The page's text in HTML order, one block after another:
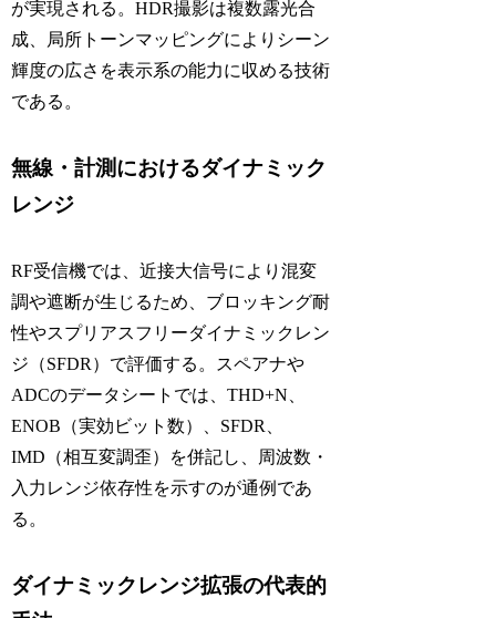
が実現される。HDR撮影は複数露光合
成、局所トーンマッピングによりシーン
輝度の広さを表示系の能力に収める技術
である。
無線・計測におけるダイナミック
レンジ
RF受信機では、近接大信号により混変
調や遮断が生じるため、ブロッキング耐
性やスプリアスフリーダイナミックレン
ジ（SFDR）で評価する。スペアナや
ADCのデータシートでは、THD+N、
ENOB（実効ビット数）、SFDR、
IMD（相互変調歪）を併記し、周波数・
入力レンジ依存性を示すのが通例であ
る。
ダイナミックレンジ拡張の代表的